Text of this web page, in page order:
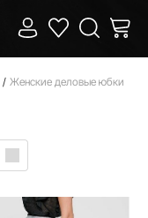
Женские деловые юбки